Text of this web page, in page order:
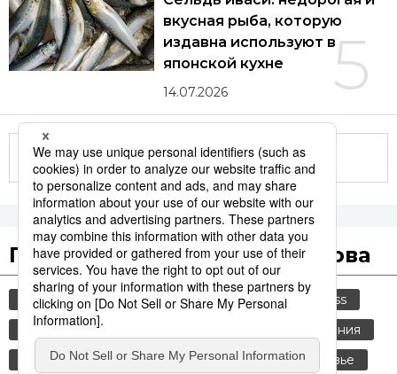
5
вкусная рыба, которую
издавна используют в
японской кухне
14.07.2026
Другие статьи по теме
Популярные поисковые слова
общество культура история
jiji press
туризм
еда и напитки
старение населения
история японии
японская кухня здоровье